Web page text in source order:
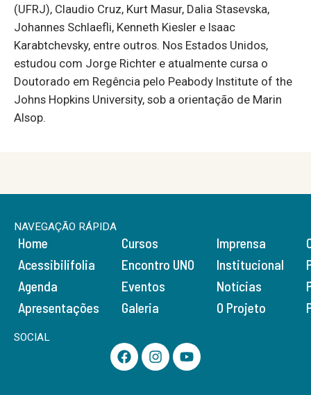
(UFRJ), Claudio Cruz, Kurt Masur, Dalia Stasevska,
Johannes Schlaefli, Kenneth Kiesler e Isaac
Karabtchevsky, entre outros. Nos Estados Unidos,
estudou com Jorge Richter e atualmente cursa o
Doutorado em Regência pelo Peabody Institute of the
Johns Hopkins University, sob a orientação de Marin
Alsop.
NAVEGAÇÃO RÁPIDA
Home
Acessibilifolia
Agenda
Apresentações
Cursos
Encontro UNO
Eventos
Galeria
Imprensa
Institucional
Notícias
O Projeto
SOCIAL